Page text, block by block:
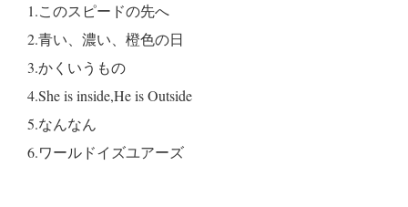
1.このスピードの先へ
2.青い、濃い、橙色の日
3.かくいうもの
4.She is inside,He is Outside
5.なんなん
6.ワールドイズユアーズ